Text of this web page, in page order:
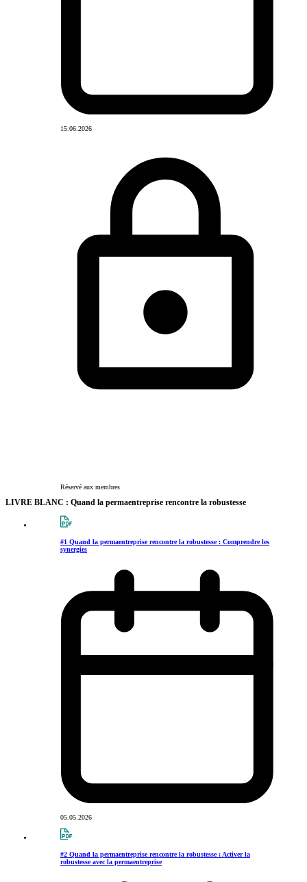
15.06.2026
Réservé aux membres
LIVRE BLANC : Quand la permaentreprise rencontre la robustesse
#1 Quand la permaentreprise rencontre la robustesse : Comprendre les
synergies
05.05.2026
#2 Quand la permaentreprise rencontre la robustesse : Activer la
robustesse avec la permaentreprise